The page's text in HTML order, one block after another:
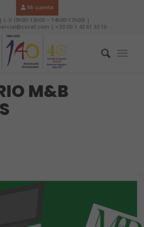
Mi cuenta
| L-V (9h00-13h00 – 14h00-17h00) |
| +33 (0) 1 42 61 33 10
M&B